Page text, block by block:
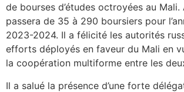
de bourses d’études octroyées au
passera de 35 à 290 boursiers pour
2023-2024. Il a félicité les autorités
efforts déployés en faveur du Mali en
la coopération multiforme entre les
Il a salué la présence d’une forte